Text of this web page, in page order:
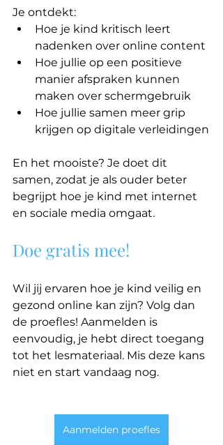
Je ontdekt:
Hoe je kind kritisch leert
nadenken over online content
Hoe jullie op een positieve
manier afspraken kunnen
maken over schermgebruik
Hoe jullie samen meer grip
krijgen op digitale verleidingen
En het mooiste? Je doet dit
samen, zodat je als ouder beter
begrijpt hoe je kind met internet
en sociale media omgaat.
Doe gratis mee!
Wil jij ervaren hoe je kind veilig en
gezond online kan zijn? Volg dan
de proefles! Aanmelden is
eenvoudig, je hebt direct toegang
tot het lesmateriaal. Mis deze kans
niet en start vandaag nog.
Aanmelden proefles